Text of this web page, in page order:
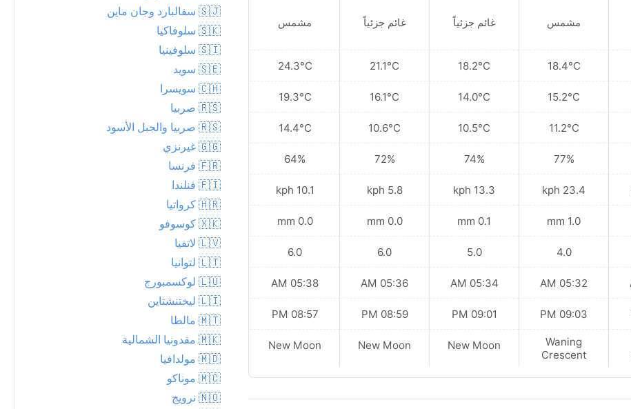
مشمس
18.4°C
15.2°C
11.2°C
77%
23.4 kph
1.0 mm
4.0
05:32 AM
09:03 PM
Waning
Crescent
غائم جزئياً
18.2°C
14.0°C
10.5°C
74%
13.3 kph
0.1 mm
5.0
05:34 AM
09:01 PM
New Moon
غائم جزئياً
21.1°C
16.1°C
10.6°C
72%
5.8 kph
0.0 mm
6.0
05:36 AM
08:59 PM
New Moon
مشمس
24.3°C
19.3°C
14.4°C
64%
10.1 kph
0.0 mm
6.0
05:38 AM
08:57 PM
New Moon
غائم جزئياً
22.7°C
19.1°C
15.4°C
66%
20.2 kph
0.8 mm
6.0
05:40 AM
08:54 PM
New Moon
🇸🇯 سفالبارد وجان ماين
🇸🇰 سلوفاكيا
🇸🇮 سلوفينيا
🇸🇪 سويد
🇨🇭 سويسرا
🇷🇸 صربيا
🇷🇸 صربيا والجبل الأسود
🇬🇬 غيرنزي
🇫🇷 فرنسا
🇫🇮 فنلندا
🇭🇷 كرواتيا
🇽🇰 كوسوفو
🇱🇻 لاتفيا
🇱🇹 لتوانيا
🇱🇺 لوكسمبورج
🇱🇮 ليختنشتاين
🇲🇹 مالطا
🇲🇰 مقدونيا الشمالية
🇲🇩 مولدافيا
🇲🇨 موناكو
🇳🇴 نرويج